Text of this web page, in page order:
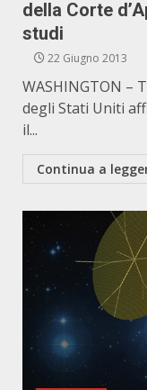
della Corte
studi
22 Giugno 2013
WASHINGTON –
degli Stati Uniti
il...
Continua a